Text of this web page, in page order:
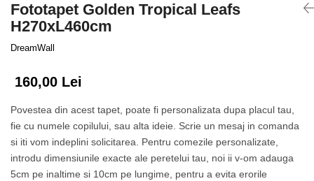
Tropical
Fototapet Golden Tropical Leafs
H270xL460cm
DreamWall
160,00 Lei
Povestea din acest tapet, poate fi personalizata dupa placul tau,
fie cu numele copilului, sau alta ideie. Scrie un mesaj in comanda
si iti vom indeplini solicitarea. Pentru comezile personalizate,
introdu dimensiunile exacte ale peretelui tau, noi ii v-om adauga
5cm pe inaltime si 10cm pe lungime, pentru a evita erorile